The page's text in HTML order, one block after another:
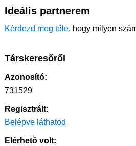
Ideális partnerem
Kérdezd meg tőle, hogy milyen
Társkeresőről
Azonosító:
731529
Regisztrált:
Belépve láthatod
Elérhető volt: